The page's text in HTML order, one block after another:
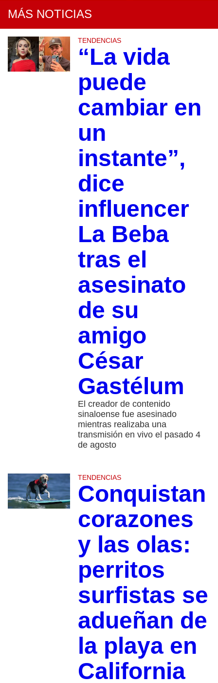
MÁS NOTICIAS
TENDENCIAS
“La vida
puede
cambiar en
un
instante”,
dice
influencer
La Beba
tras el
asesinato
de su
amigo
César
Gastélum
El creador de contenido
sinaloense fue asesinado
mientras realizaba una
transmisión en vivo el pasado 4
de agosto
TENDENCIAS
Conquistan
corazones
y las olas:
perritos
surfistas se
adueñan de
la playa en
California